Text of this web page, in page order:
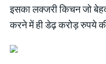
इसका लक्जरी किचन जो
करने में ही डेढ़ करोड़ रुपये